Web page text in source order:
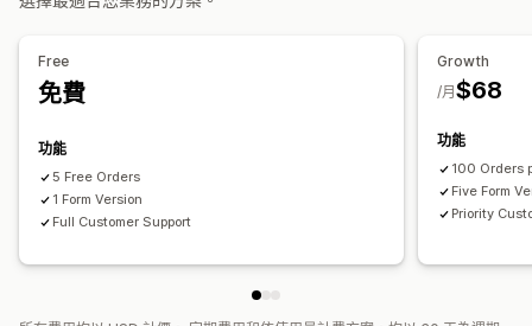
Free
免費
功能
5 Free Orders
1 Form Version
Full Customer Support
Growth
$68
/月
功能
100 Orders
Five Form
Priority